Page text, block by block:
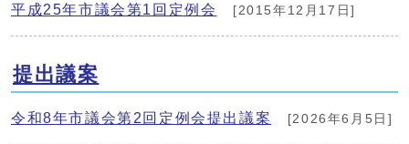
平成25年市議会第1回定例会 [2015年12月17日]
提出議案
令和8年市議会第2回定例会提出議案 [2026年6月5日]